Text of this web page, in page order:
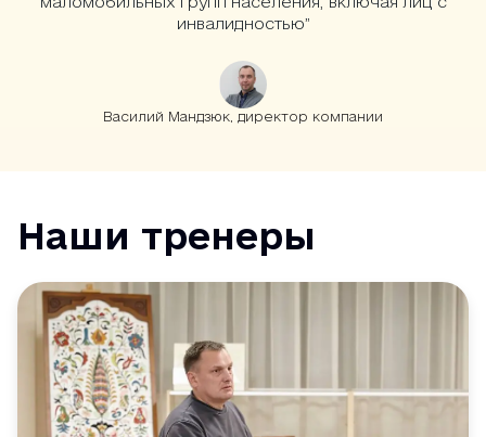
инвалидностью”
Василий Мандзюк, директор компании
Наши тренеры